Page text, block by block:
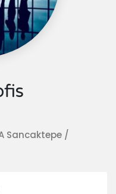
Sancaktepe /